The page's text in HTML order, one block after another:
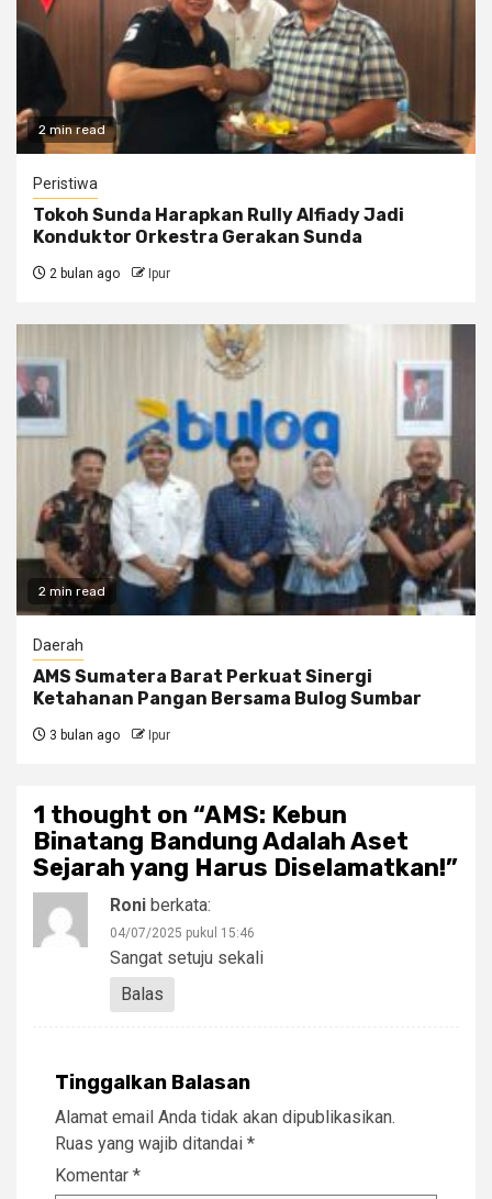
2 min read
Peristiwa
Tokoh Sunda Harapkan Rully Alfiady Jadi
Konduktor Orkestra Gerakan Sunda
2 bulan ago Ipur
2 min read
Daerah
AMS Sumatera Barat Perkuat Sinergi
Ketahanan Pangan Bersama Bulog Sumbar
3 bulan ago Ipur
1 thought on “AMS: Kebun
Binatang Bandung Adalah Aset
Sejarah yang Harus Diselamatkan!”
Roni berkata:
04/07/2025 pukul 15:46
Sangat setuju sekali
Balas
Tinggalkan Balasan
Alamat email Anda tidak akan dipublikasikan.
Ruas yang wajib ditandai *
Komentar *